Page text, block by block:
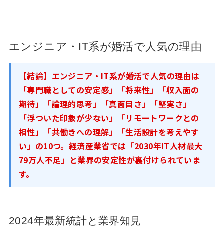
エンジニア・IT系が婚活で人気の理由
【結論】エンジニア・IT系が婚活で人気の理由は
「専門職としての安定感」「将来性」「収入面の
期待」「論理的思考」「真面目さ」「堅実さ」
「浮ついた印象が少ない」「リモートワークとの
相性」「共働きへの理解」「生活設計を考えやす
い」の10つ。経済産業省では「2030年IT人材最大
79万人不足」と業界の安定性が裏付けられていま
す。
2024年最新統計と業界知見